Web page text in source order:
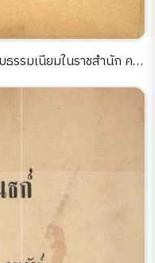
รรมเนียมในราชสำนัก ครั้ง